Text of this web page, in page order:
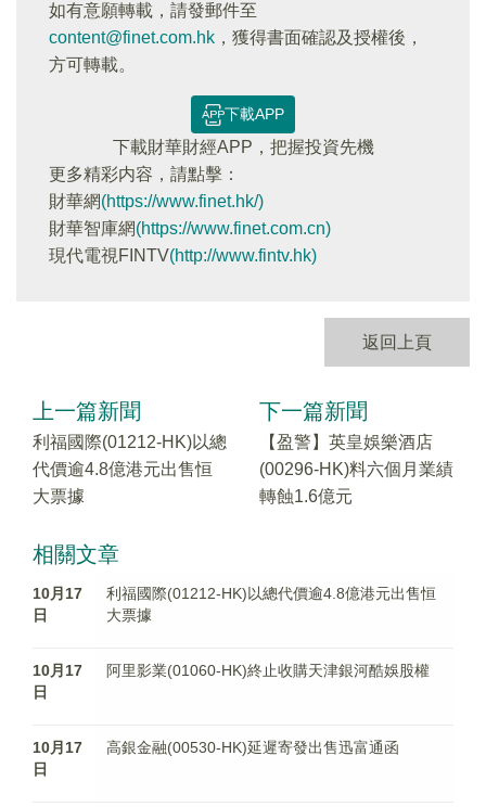
如有意願轉載，請發郵件至
content@finet.com.hk ，獲得書面確認及授權後，
方可轉載。
下載APP
下載財華財經APP，把握投資先機
更多精彩内容，請點擊：
財華網(https://www.finet.hk/)
財華智庫網(https://www.finet.com.cn)
現代電視FINTV(http://www.fintv.hk)
返回上頁
上一篇新聞
利福國際(01212-HK)以總
代價逾4.8億港元出售恒
大票據
下一篇新聞
【盈警】英皇娛樂酒店
(00296-HK)料六個月業績
轉蝕1.6億元
相關文章
10月17
日
利福國際(01212-HK)以總代價逾4.8億港元出售恒
大票據
10月17
日
阿里影業(01060-HK)終止收購天津銀河酷娛股權
10月17
日
高銀金融(00530-HK)延遲寄發出售迅富通函